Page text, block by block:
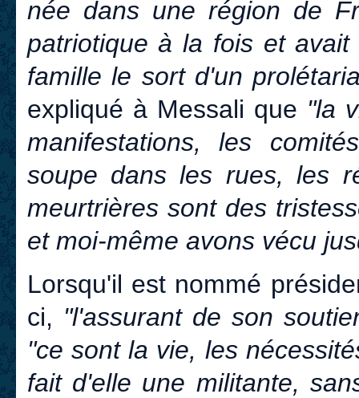
née dans une région de
patriotique à la fois et
famille le sort d'un
expliqué à Messali que "la
manifestations, les
soupe dans les rues, les
meurtrières sont des
et moi-même avons vécu
Lorsqu'il est nommé
ci, "l'assurant de son
"ce sont la vie, les
fait d'elle une militante,